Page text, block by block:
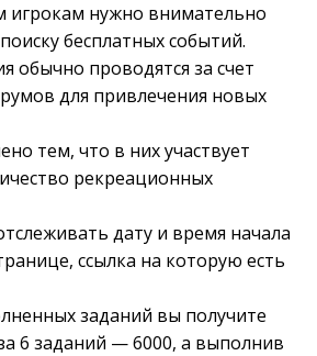
нужно внимательно
бесплатных событий.
обычно проводятся за счет
для привлечения новых
тем, что в них участвует
рекреационных
дату и время начала
ссылка на которую есть
заданий вы получите
6 заданий — 6000, а выполнив